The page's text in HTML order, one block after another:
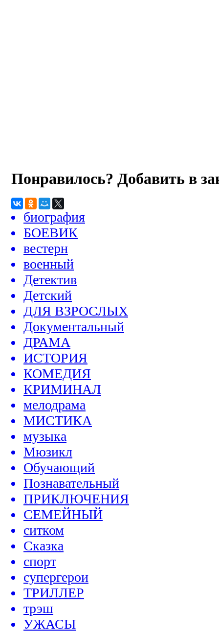
Понравилось? Добавить в
биография
БОЕВИК
вестерн
военный
Детектив
Детский
ДЛЯ ВЗРОСЛЫХ
Документальный
ДРАМА
ИСТОРИЯ
КОМЕДИЯ
КРИМИНАЛ
мелодрама
МИСТИКА
музыка
Мюзикл
Обучающий
Познавательный
ПРИКЛЮЧЕНИЯ
СЕМЕЙНЫЙ
ситком
Сказка
спорт
супергерои
ТРИЛЛЕР
трэш
УЖАСЫ